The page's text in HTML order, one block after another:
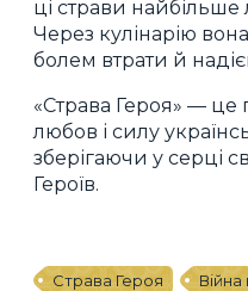
ці страви найбільше
Через кулінарію
болем втрати й
«Страва Героя» — це
любов і силу
зберігаючи у серці
Героїв.
Страва Героя
Війна